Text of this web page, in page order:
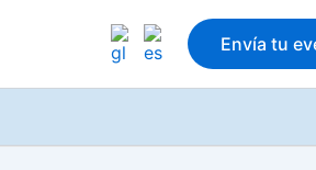
Envía tu